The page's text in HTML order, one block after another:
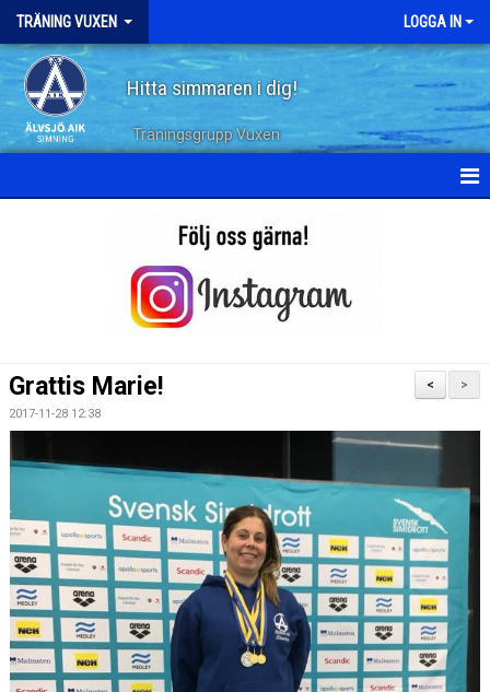
TRÄNING VUXEN LOGGA IN
Hitta simmaren i dig!
Träningsgrupp Vuxen
TERMINSPLANERING
TRÄNINGSPASS
>
<
Grattis Marie!
2017-11-28 12:38